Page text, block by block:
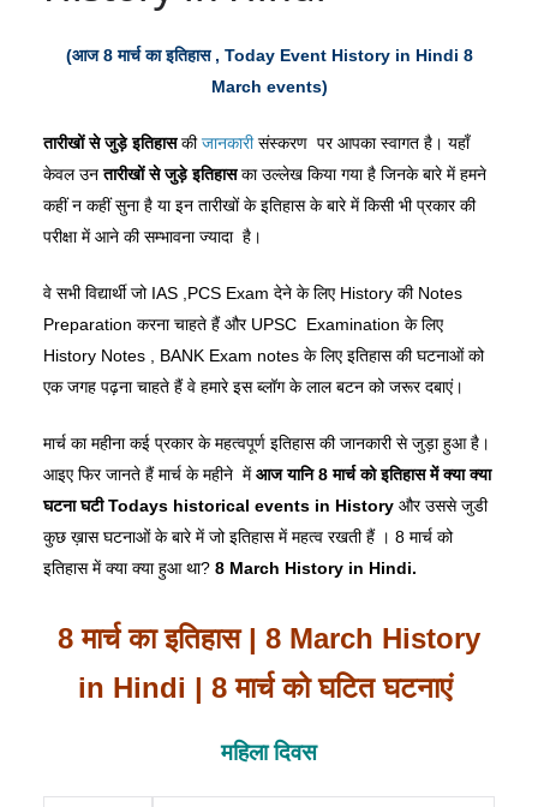
(आज 8 मार्चकाइतिहास , Today Event History in Hindi 8
March events)
तारीखोंसेजुड़ेइतिहासकी जानकारीसंस्करण पर आपका स्वागत है। यहाँ
केवल उनतारीखोंसेजुड़ेइतिहासका उल्लेख किया गया है जिनके बारे में हमने
कहीं न कहीं सुना है या इन तारीखों के इतिहास के बारे में किसी भी प्रकार की
परीक्षा में आने की सम्भावना ज्यादा है।
वे सभी विद्यार्थी जो IAS ,PCS Exam देने के लिए History की Notes
Preparation करना चाहते हैं और UPSC Examination के लिए
History Notes , BANK Exam notes के लिए इतिहास की घटनाओं को
एक जगह पढ़ना चाहते हैं वे हमारे इस ब्लॉग के लाल बटन को जरूर दबाएं।
मार्च का महीना कई प्रकार के महत्वपूर्ण इतिहास की जानकारी से जुड़ा हुआ है।
आइए फिर जानते हैं मार्च के महीने मेंआजयानि 8 मार्च कोइतिहासमेंक्याक्या
घटनाघटी Todays historical events in History और उससे जुडी
कुछ ख़ास घटनाओं के बारे में जो इतिहास में महत्व रखती हैं । 8 मार्च को
इतिहास में क्या क्या हुआ था? 8 March History in Hindi.
8 मार्च का इतिहास| 8 March History
in Hindi | 8 मार्च को घटित घटनाएं
महिला दिवस